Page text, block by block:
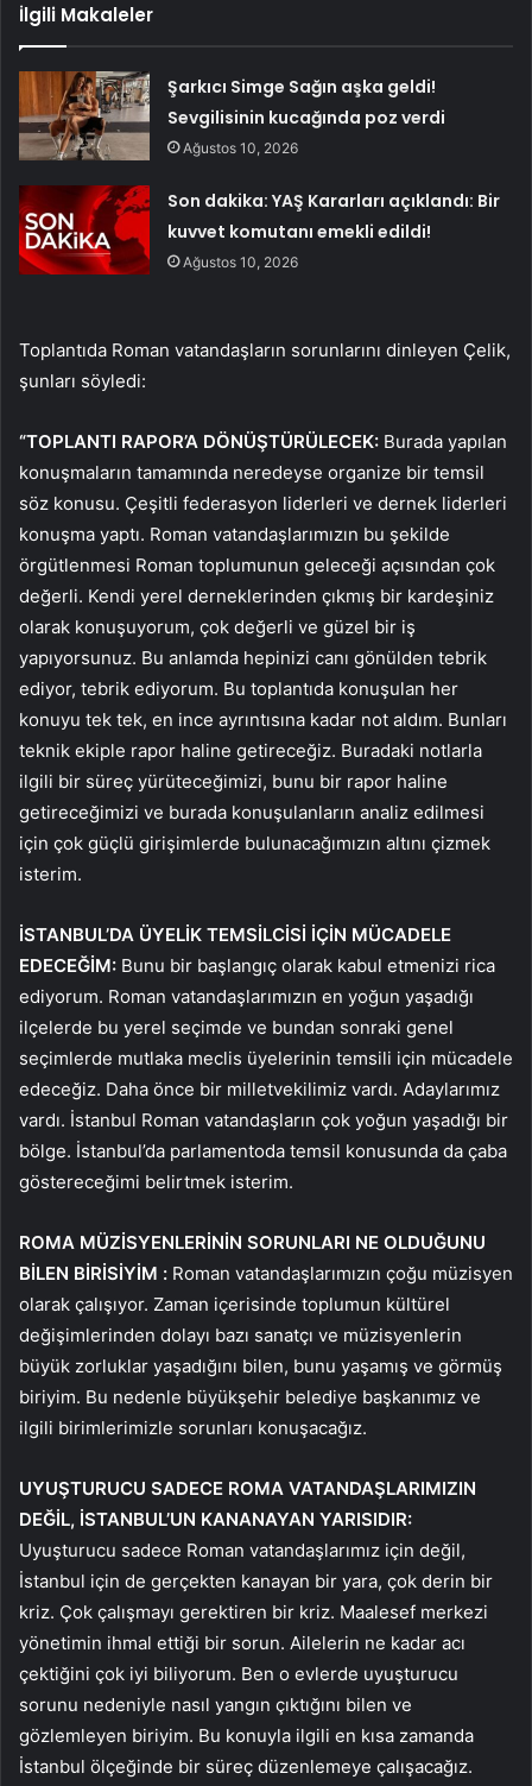
İlgili Makaleler
Şarkıcı Simge Sağın aşka geldi!
Sevgilisinin kucağında poz verdi
Ağustos 10, 2026
Son dakika: YAŞ Kararları açıklandı: Bir
kuvvet komutanı emekli edildi!
Ağustos 10, 2026
Toplantıda Roman vatandaşların sorunlarını dinleyen Çelik,
şunları söyledi:
“TOPLANTI RAPOR’A DÖNÜŞTÜRÜLECEK: Burada yapılan
konuşmaların tamamında neredeyse organize bir temsil
söz konusu. Çeşitli federasyon liderleri ve dernek liderleri
konuşma yaptı. Roman vatandaşlarımızın bu şekilde
örgütlenmesi Roman toplumunun geleceği açısından çok
değerli. Kendi yerel derneklerinden çıkmış bir kardeşiniz
olarak konuşuyorum, çok değerli ve güzel bir iş
yapıyorsunuz. Bu anlamda hepinizi canı gönülden tebrik
ediyor, tebrik ediyorum. Bu toplantıda konuşulan her
konuyu tek tek, en ince ayrıntısına kadar not aldım. Bunları
teknik ekiple rapor haline getireceğiz. Buradaki notlarla
ilgili bir süreç yürüteceğimizi, bunu bir rapor haline
getireceğimizi ve burada konuşulanların analiz edilmesi
için çok güçlü girişimlerde bulunacağımızın altını çizmek
isterim.
İSTANBUL’DA ÜYELİK TEMSİLCİSİ İÇİN MÜCADELE
EDECEĞİM: Bunu bir başlangıç ​​olarak kabul etmenizi rica
ediyorum. Roman vatandaşlarımızın en yoğun yaşadığı
ilçelerde bu yerel seçimde ve bundan sonraki genel
seçimlerde mutlaka meclis üyelerinin temsili için mücadele
edeceğiz. Daha önce bir milletvekilimiz vardı. Adaylarımız
vardı. İstanbul Roman vatandaşların çok yoğun yaşadığı bir
bölge. İstanbul’da parlamentoda temsil konusunda da çaba
göstereceğimi belirtmek isterim.
ROMA MÜZİSYENLERİNİN SORUNLARI NE OLDUĞUNU
BİLEN BİRİSİYİM : Roman vatandaşlarımızın çoğu müzisyen
olarak çalışıyor. Zaman içerisinde toplumun kültürel
değişimlerinden dolayı bazı sanatçı ve müzisyenlerin
büyük zorluklar yaşadığını bilen, bunu yaşamış ve görmüş
biriyim. Bu nedenle büyükşehir belediye başkanımız ve
ilgili birimlerimizle sorunları konuşacağız.
UYUŞTURUCU SADECE ROMA VATANDAŞLARIMIZIN
DEĞİL, İSTANBUL’UN KANANAYAN YARISIDIR:
Uyuşturucu sadece Roman vatandaşlarımız için değil,
İstanbul için de gerçekten kanayan bir yara, çok derin bir
kriz. Çok çalışmayı gerektiren bir kriz. Maalesef merkezi
yönetimin ihmal ettiği bir sorun. Ailelerin ne kadar acı
çektiğini çok iyi biliyorum. Ben o evlerde uyuşturucu
sorunu nedeniyle nasıl yangın çıktığını bilen ve
gözlemleyen biriyim. Bu konuyla ilgili en kısa zamanda
İstanbul ölçeğinde bir süreç düzenlemeye çalışacağız.